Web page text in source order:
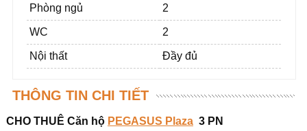
Phòng ngủ 2
WC 2
Nội thất Đầy đủ
THÔNG TIN CHI TIẾT
CHO THUÊ Căn hộ PEGASUS Plaza3 PN